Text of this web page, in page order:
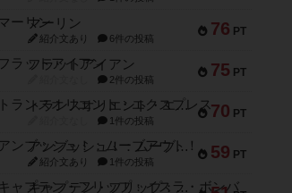
76 PT
マーリン
紹介文あり 6件の投稿
75 PT
フラットアイアン
2件の投稿
70 PT
トランスオリエント・エクスプレス
1件の投稿
59 PT
アンブッシュ！：ムーブアウト！
紹介文あり 1件の投稿
キャプテン・フリップ：イスラ・ボンバ